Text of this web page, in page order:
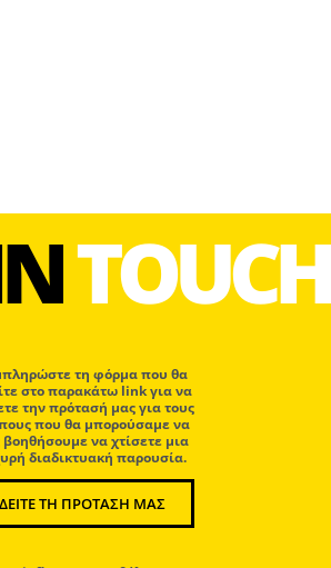
TOUCH
τη φόρμα που θα
στο παρακάτω link για να
την πρότασή μας για τους
που θα μπορούσαμε να
να χτίσετε μια
διαδικτυακή παρουσία.
ΔΕΙΤΕ ΤΗ ΠΡΟΤΑΣΗ ΜΑΣ